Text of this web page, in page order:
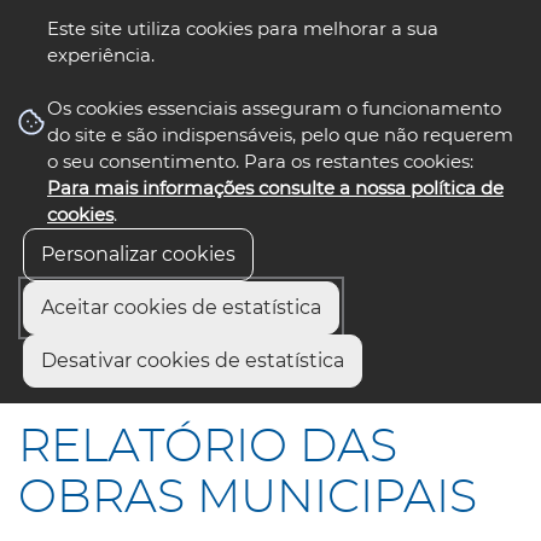
Este site utiliza cookies para melhorar a sua
experiência.
Os cookies essenciais asseguram o funcionamento
do site e são indispensáveis, pelo que não requerem
o seu consentimento. Para os restantes cookies:
Para mais informações consulte a nossa política de
cookies.
Personalizar cookies
Aceitar cookies de estatística
Desativar cookies de estatística
nos select language
Início
RELATÓRIO DAS OBRAS MUNICIPAIS
RELATÓRIO DAS
OBRAS MUNICIPAIS